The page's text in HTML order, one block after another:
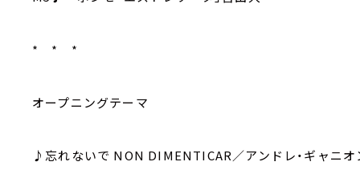
* * *
オープニングテーマ
♪忘れないで NON DIMENTICAR／アンドレ・ギャニオ